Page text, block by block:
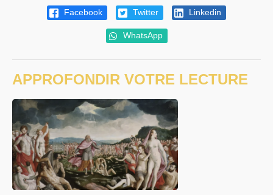
Facebook Twitter Linkedin
WhatsApp
APPROFONDIR VOTRE LECTURE